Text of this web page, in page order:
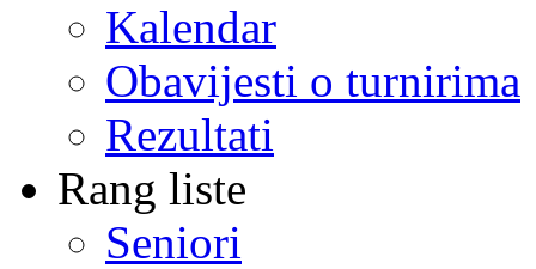
Kalendar
Obavijesti o turnirima
Rezultati
Rang liste
Seniori